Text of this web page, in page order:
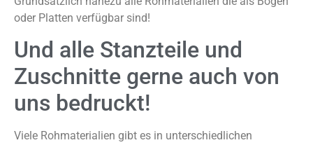
oder Platten verfügbar sind!
Und alle Stanzteile und
Zuschnitte gerne auch von
uns bedruckt!
Viele Rohmaterialien gibt es in unterschiedlichen